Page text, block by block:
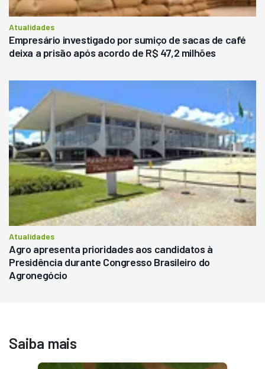
Atualidades
Empresário investigado por sumiço de sacas de café
deixa a prisão após acordo de R$ 47,2 milhões
Atualidades
Agro apresenta prioridades aos candidatos à
Presidência durante Congresso Brasileiro do
Agronegócio
Saiba mais